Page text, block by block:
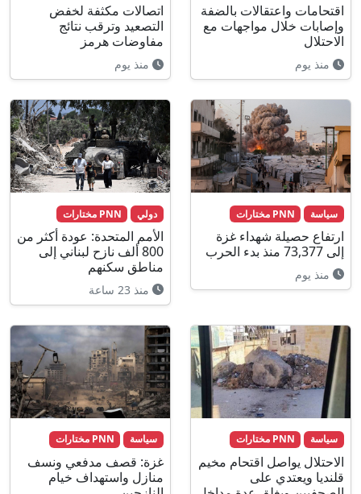
اقتحامات واعتقالات بالضفة
وإصابات خلال مواجهات مع
الاحتلال
منذ يوم
اتصالات مكثفة لخفض
التصعيد وترقب نتائج
مفاوضات هرمز
منذ يوم
سياسة PNN مختارات
ارتفاع حصيلة شهداء غزة
إلى 73,377 منذ بدء الحرب
منذ يوم
دولي PNN مختارات
الأمم المتحدة: عودة أكثر من
800 ألف نازح لبناني إلى
مناطق سكنهم
منذ 23 ساعة
سياسة PNN مختارات
الاحتلال يواصل اقتحام مخيم
قلنديا ويعتدي على
سياسة PNN مختارات
غزة: قصف مدفعي ونسف
منازل واستهداف خيام